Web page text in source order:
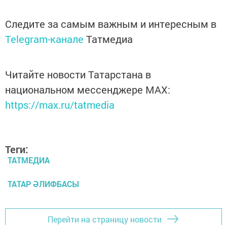
Следите за самым важным и интересным в
Telegram-канале Татмедиа
Читайте новости Татарстана в
национальном мессенджере MАХ:
https://max.ru/tatmedia
Теги:
ТАТМЕДИА
ТАТАР ӘЛИФБАСЫ
Перейти на страницу новости